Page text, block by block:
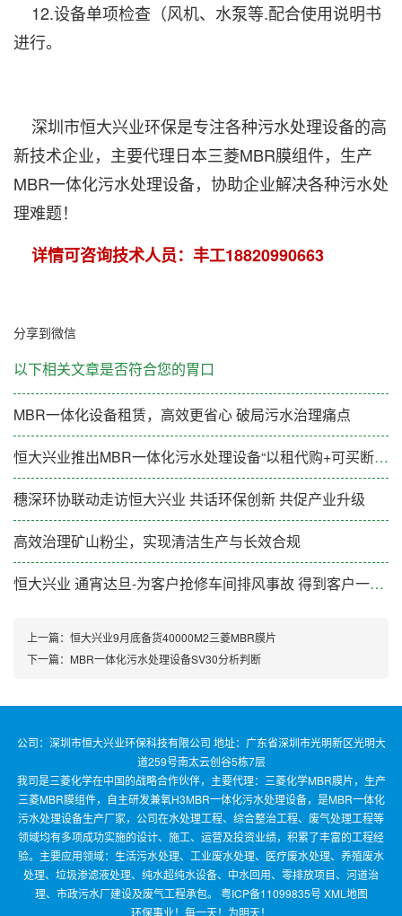
12.设备单项检查（风机、水泵等.配合使用说明书
进行。
深圳市恒大兴业环保是专注各种污水处理设备的高
新技术企业，主要代理日本三菱MBR膜组件，生产
MBR一体化污水处理设备，协助企业解决各种污水处
理难题！
详情可咨询技术人员：丰工18820990663
分享到微信
以下相关文章是否符合您的胃口
MBR一体化设备租赁，高效更省心 破局污水治理痛点
恒大兴业推出MBR一体化污水处理设备“以租代购+可买断”新模式
穗深环协联动走访恒大兴业 共话环保创新 共促产业升级
高效治理矿山粉尘，实现清洁生产与长效合规
恒大兴业 通宵达旦-为客户抢修车间排风事故 得到客户一致好评
上一篇： 恒大兴业9月底备货40000M2三菱MBR膜片
下一篇： MBR一体化污水处理设备SV30分析判断
公司：深圳市恒大兴业环保科技有限公司 地址：广东省深圳市光明新区光明大
道259号南太云创谷5栋7层
我司是三菱化学在中国的战略合作伙伴，主要代理：三菱化学MBR膜片，生产
三菱MBR膜组件，自主研发兼氧H3MBR一体化污水处理设备，是MBR一体化
污水处理设备生产厂家，公司在水处理工程、综合整治工程、废气处理工程等
领域均有多项成功实施的设计、施工、运营及投资业绩，积累了丰富的工程经
验。主要应用领域：生活污水处理、工业废水处理、医疗废水处理、养殖废水
处理、垃圾渗滤液处理、纯水超纯水设备、中水回用、零排放项目、河道治
理、市政污水厂建设及废气工程承包。 粤ICP备11099835号 XML地图
环保事业！每一天！为明天！